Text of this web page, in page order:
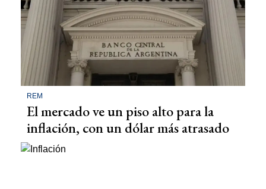
REM
El mercado ve un piso alto para la
inflación, con un dólar más atrasado